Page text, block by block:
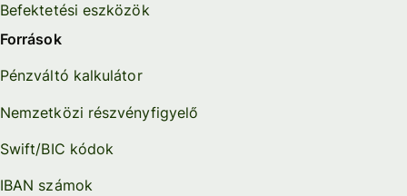
Befektetési eszközök
Források
Pénzváltó kalkulátor
Nemzetközi részvényfigyelő
Swift/BIC kódok
IBAN számok